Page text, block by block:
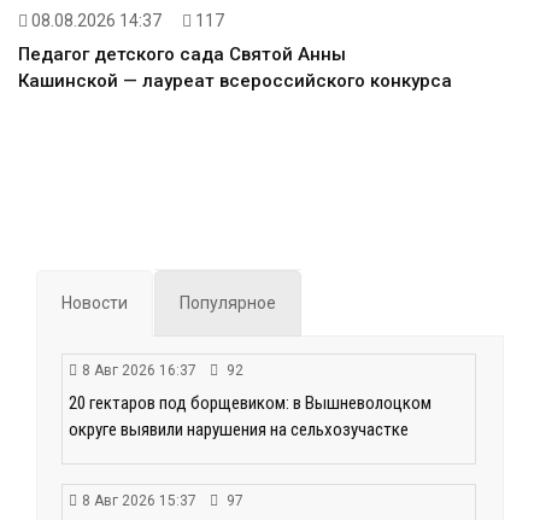
08.08.2026 14:37 117
Педагог детского сада Святой Анны
Кашинской — лауреат всероссийского конкурса
Новости Популярное
8 Авг 2026 16:37 92
20 гектаров под борщевиком: в Вышневолоцком
округе выявили нарушения на сельхозучастке
8 Авг 2026 15:37 97